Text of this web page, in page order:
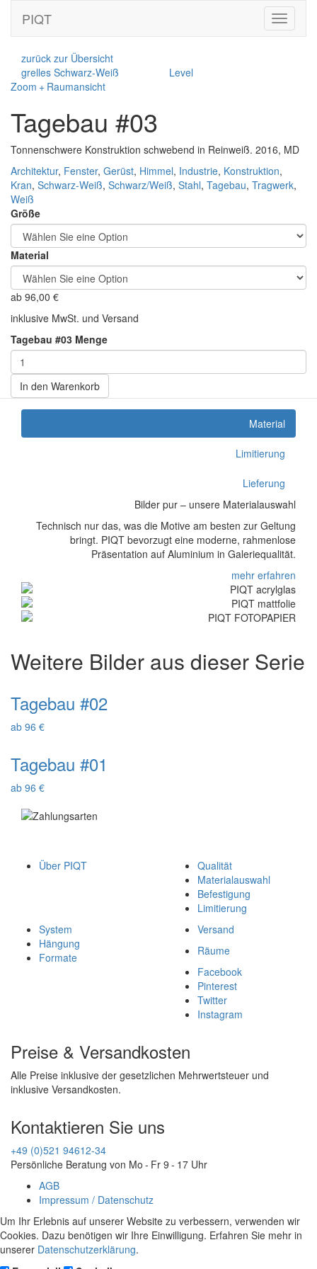
Toggle
PIQT
zurück zur Übersicht
grelles Schwarz-Weiß
Level
Zoom + Raumansicht
Tagebau #03
Tonnenschwere Konstruktion schwebend in Reinweiß. 2016, MD
Architektur, Fenster, Gerüst, Himmel, Industrie, Konstruktion,
Kran, Schwarz-Weiß, Schwarz/Weiß, Stahl, Tagebau, Tragwerk,
Weiß
Größe
Material
ab 96,00 €
inklusive MwSt. und Versand
Tagebau #03 Menge
In den Warenkorb
Material
Limitierung
Lieferung
Bilder pur – unsere Materialauswahl
Technisch nur das, was die Motive am besten zur Geltung
bringt. PIQT bevorzugt eine moderne, rahmenlose
Präsentation auf Aluminium in Galeriequalität.
mehr erfahren
Weitere Bilder aus dieser Serie
Tagebau #02
ab 96 €
Tagebau #01
ab 96 €
Über PIQT
Qualität
Materialauswahl
Befestigung
Limitierung
System
Hängung
Formate
Versand
Räume
Facebook
Pinterest
Twitter
Instagram
Preise & Versandkosten
Alle Preise inklusive der gesetzlichen Mehrwertsteuer und
inklusive Versandkosten.
Kontaktieren Sie uns
+49 (0)521 94612-34
Persönliche Beratung von Mo - Fr 9 - 17 Uhr
AGB
Impressum / Datenschutz
Um Ihr Erlebnis auf unserer Website zu verbessern, verwenden wir
Cookies. Dazu benötigen wir Ihre Einwilligung. Erfahren Sie mehr in
unserer Datenschutzerklärung.